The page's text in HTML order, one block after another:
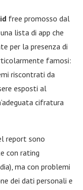
free promosso dal
lista di app che
per la presenza di
famosi:
riscontrati da
esposti al
cifratura
report sono
con rating
ma con problemi
dei dati personali e